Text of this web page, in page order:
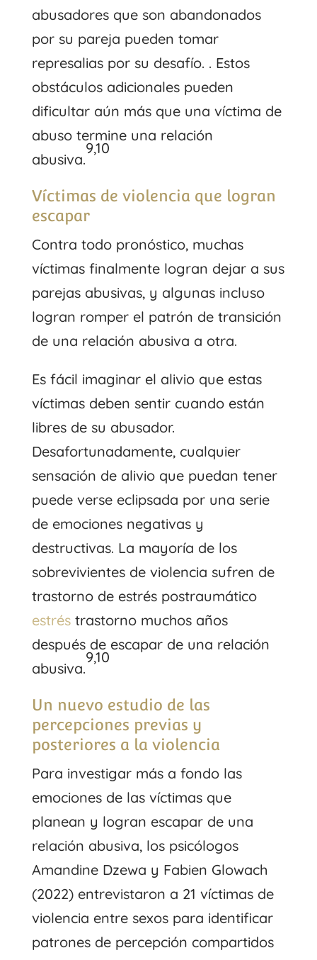
abusadores que son abandonados
por su pareja pueden tomar
represalias por su desafío. . Estos
obstáculos adicionales pueden
dificultar aún más que una víctima de
abuso termine una relación
abusiva.
9,10
Víctimas de violencia que logran
escapar
Contra todo pronóstico, muchas
víctimas finalmente logran dejar a sus
parejas abusivas, y algunas incluso
logran romper el patrón de transición
de una relación abusiva a otra.
Es fácil imaginar el alivio que estas
víctimas deben sentir cuando están
libres de su abusador.
Desafortunadamente, cualquier
sensación de alivio que puedan tener
puede verse eclipsada por una serie
de emociones negativas y
destructivas. La mayoría de los
sobrevivientes de violencia sufren de
trastorno de estrés postraumático
estréstrastorno muchos años
después de escapar de una relación
abusiva.
9,10
Un nuevo estudio de las
percepciones previas y
posteriores a la violencia
Para investigar más a fondo las
emociones de las víctimas que
planean y logran escapar de una
relación abusiva, los psicólogos
Amandine Dzewa y Fabien Glowach
(2022) entrevistaron a 21 víctimas de
violencia entre sexos para identificar
patrones de percepción compartidos